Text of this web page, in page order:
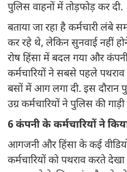
पुलिस वाहनों में तोड़फोड़ कर दी.
बताया जा रहा है कर्मचारी लंबे
कर रहे थे, लेकिन सुनवाई नहीं
रोष हिंसा में बदल गया और
कर्मचारियों ने सबसे पहले पथराव
बसों में आग लगा दी. इस दौरान
उग्र कर्मचारियों ने पुलिस की
6 कंपनी के कर्मचारियों ने किया
आगजनी और हिंसा के कई
कर्मचारियों को पथराव करते